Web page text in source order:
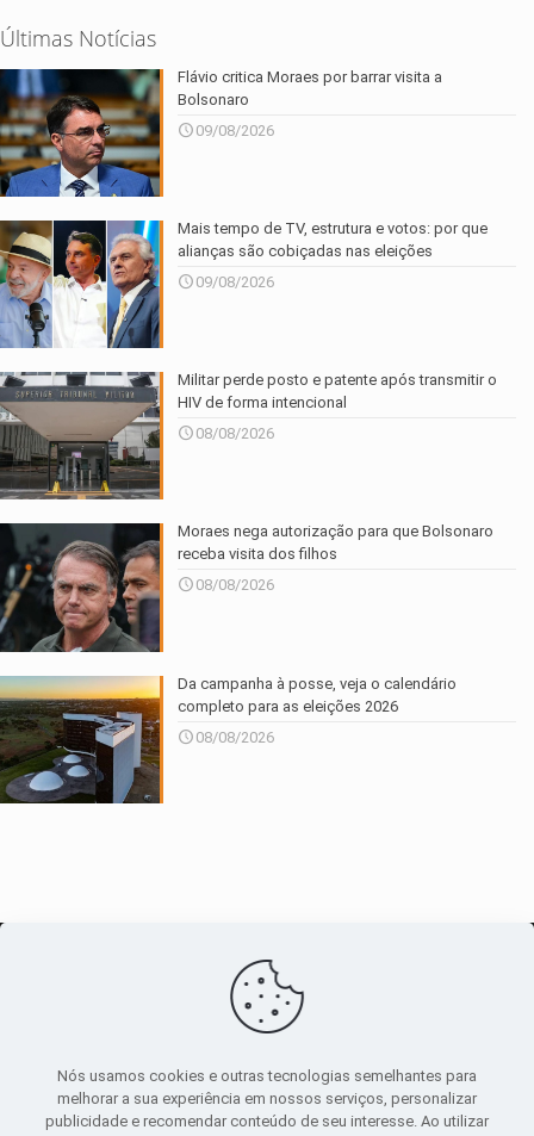
Últimas Notícias
Flávio critica Moraes por barrar visita a
Bolsonaro
09/08/2026
Mais tempo de TV, estrutura e votos: por que
alianças são cobiçadas nas eleições
09/08/2026
Militar perde posto e patente após transmitir o
HIV de forma intencional
08/08/2026
Moraes nega autorização para que Bolsonaro
receba visita dos filhos
08/08/2026
Da campanha à posse, veja o calendário
completo para as eleições 2026
08/08/2026
canal de notícias
Sobre|Política Privacidade|Termos de uso
Nós usamos cookies e outras tecnologias semelhantes para
melhorar a sua experiência em nossos serviços, personalizar
publicidade e recomendar conteúdo de seu interesse. Ao utilizar